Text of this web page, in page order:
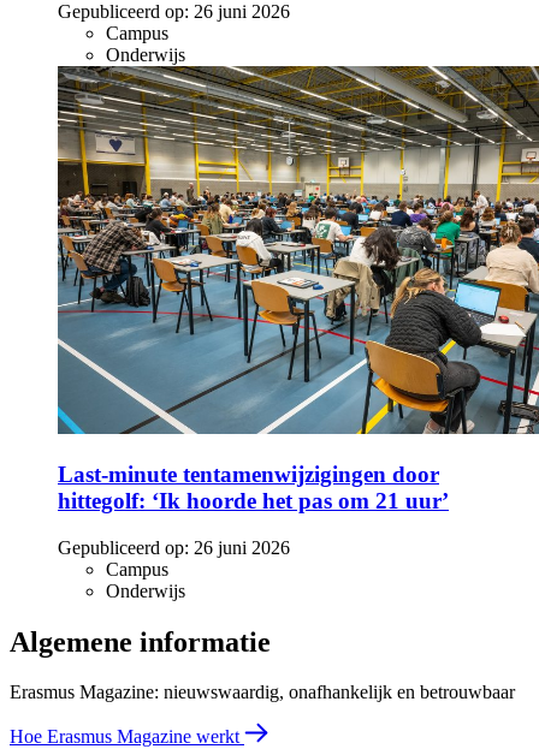
Gepubliceerd op: 26 juni 2026
Campus
Onderwijs
Last-minute tentamenwijzigingen door
hittegolf: ‘Ik hoorde het pas om 21 uur’
Gepubliceerd op: 26 juni 2026
Campus
Onderwijs
Algemene informatie
Erasmus Magazine: nieuwswaardig, onafhankelijk en betrouwbaar
Hoe Erasmus Magazine werkt